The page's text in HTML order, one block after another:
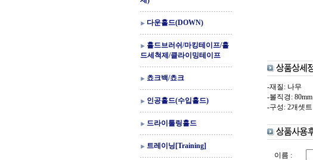
다운홀드(DOWN)
홀드브러쉬/마킹테이프/홀
드세척제/클라이밍테이프
쵸크백/쵸크
인공홀드(수입홀드)
드라이툴링홀드
트레이닝[Training]
-재질: 나무
-볼직경: 80mm
-구성: 2개셋트
이름 :